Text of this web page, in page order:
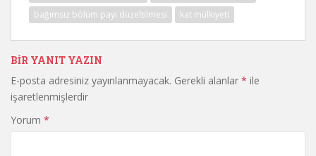
bağımsız bölüm payı düzeltilmesi kat mülkiyeti
BIR YANIT YAZIN
E-posta adresiniz yayınlanmayacak. Gerekli alanlar * ile
işaretlenmişlerdir
Yorum *